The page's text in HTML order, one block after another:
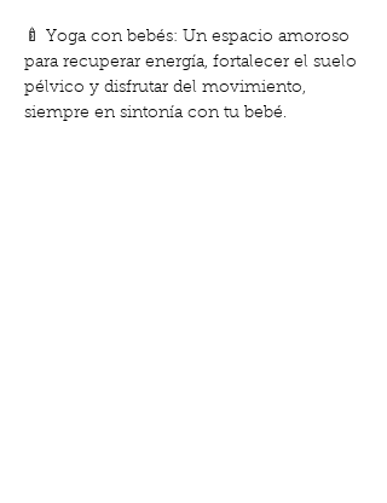
🍼 Yoga con bebés: Un espacio amoroso
para recuperar energía, fortalecer el suelo
pélvico y disfrutar del movimiento,
siempre en sintonía con tu bebé.